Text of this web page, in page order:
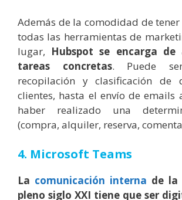
Además de la comodidad de
todas las herramientas de
lugar, Hubspot se encarga
tareas concretas. Puede
recopilación y clasificación de
clientes, hasta el envío de emails
haber realizado una
(compra, alquiler, reserva,
4. Microsoft Teams
La comunicación interna de la
pleno siglo XXI tiene que ser